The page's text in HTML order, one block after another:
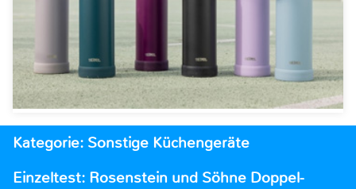
Kategorie: Sonstige Küchengeräte
Einzeltest: Rosenstein und Söhne Doppel-